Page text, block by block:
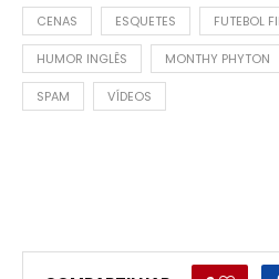
CENAS ESQUETES FUTEBOL
HUMOR INGLÊS MONTHY PHYTON
SPAM VÍDEOS